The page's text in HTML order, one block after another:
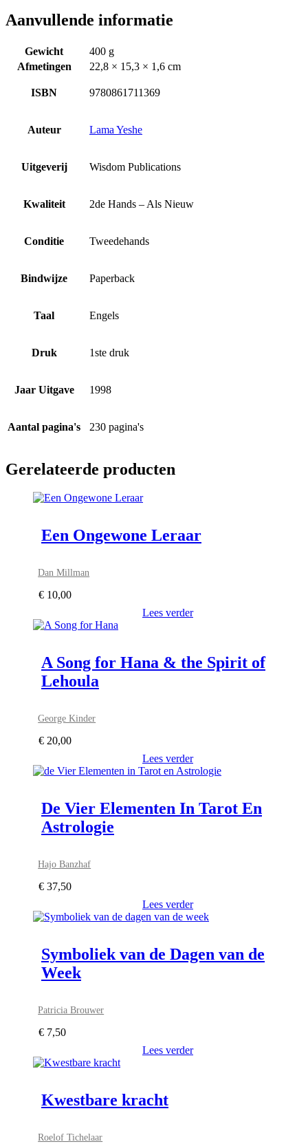
Aanvullende informatie
Gewicht
400 g
Afmetingen
22,8 × 15,3 × 1,6 cm
ISBN 9780861711369
Auteur Lama Yeshe
Uitgeverij Wisdom Publications
Kwaliteit 2de Hands – Als Nieuw
Conditie Tweedehands
Bindwijze Paperback
Taal Engels
Druk 1ste druk
Jaar Uitgave 1998
Aantal pagina's 230 pagina's
Gerelateerde producten
Een Ongewone Leraar
Dan Millman
€ 10,00
Lees verder
A Song for Hana & the Spirit of
Lehoula
George Kinder
€ 20,00
Lees verder
De Vier Elementen In Tarot En
Astrologie
Hajo Banzhaf
€ 37,50
Lees verder
Symboliek van de Dagen van de
Week
Patricia Brouwer
€ 7,50
Lees verder
Kwestbare kracht
Roelof Tichelaar